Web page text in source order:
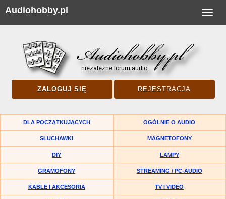
Toggle
Audiohobby.pl
ZALOGUJ SIĘ REJESTRACJA
DLA POCZĄTKUJĄCYCH OGÓLNIE O AUDIO
SŁUCHAWKI MAGNETOFONY
DIY LAMPY
GRAMOFONY STREAMING / PC-AUDIO
KABLE I AKCESORIA TV I VIDEO